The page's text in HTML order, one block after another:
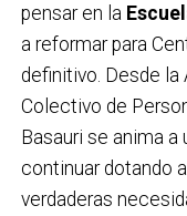
pensar en la
a reformar para
definitivo. Desde la
Colectivo de
Basauri se anima
continuar dotando
verdaderas